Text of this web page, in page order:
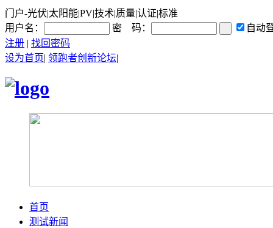
门户-光伏|太阳能|PV|技术|质量|认证|标准
用户名：
密 码：
自动
注册 | 找回密码
设为首页| 领跑者创新论坛|
首页
测试新闻